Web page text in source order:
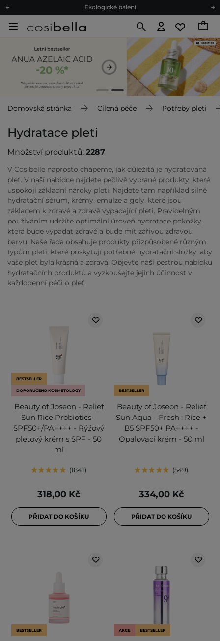
Doporučovací Program
Odeslání do 24 hod.
Darkové karty
Ekologické balení
Domovská stránka Cílená péče Potřeby pleti
Hydratace pleti
Množství produktů: 2287
V Cosibelle naprosto chápeme, jak důležitá je hydratovaná
pleť. V naší nabídce najdete pečlivě vybrané produkty, které
uspokojí základní nároky pleti. Najdete tam například silně
hydratační sérum, krémy, emulze a gely, které jsou
základem k zdravé a zdravě vypadající pleti. Pravidelným
používáním udržíte optimální úroveň hydratace pokožky,
která bude vypadat zdravě a bude mít zářivou zdravou
barvu. Naše řada obsahuje produkty přizpůsobené různým
typům pleti, které poskytují potřebné hydratační složky, aby
vaše pleť byla krásná a zdravá. Objevte naši pestrou nabídku
hydratačních produktů a vyzkoušejte jejich účinnost v
každodenní péči o pleť.
BESTSELLER
DOPORUČENO KOSMETOLOGY
Beauty of Joseon - Relief
Sun Rice Probiotics -
SPF50+/PA++++ - Rýžový
pleťový krém s SPF - 50
ml
1841
318,00 Kč
PŘIDAT DO KOŠÍKU
BESTSELLER
Beauty of Joseon - Relief
Sun Aqua - Fresh : Rice +
B5 SPF50+ PA++++ -
Opalovací krém - 50 ml
549
334,00 Kč
PŘIDAT DO KOŠÍKU
BESTSELLER AKCE BESTSELLER